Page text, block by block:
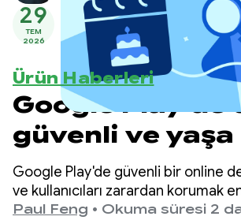
29
TEM
2026
Ürün Haberleri
Google Play'de
güvenli ve
deneyimler
Google Play'de güvenli bir online
ve kullanıcıları zarardan korumak
önceliğimizdir.
Paul Feng • Okuma süresi 2